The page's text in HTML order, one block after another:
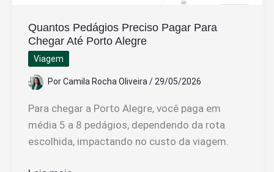
Quantos Pedágios Preciso Pagar Para
Chegar Até Porto Alegre
Viagem
PorCamila Rocha Oliveira/29/05/2026
Para chegar a Porto Alegre, você paga em
média 5 a 8 pedágios, dependendo da rota
escolhida, impactando no custo da viagem.